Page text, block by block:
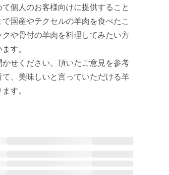
個人のお客様向けに提供すること
国産やテクセルの羊肉を食べたこ
や骨付の羊肉を料理してみたい方
す。
せください。頂いたご意見を参考
、美味しいと言っていただける羊